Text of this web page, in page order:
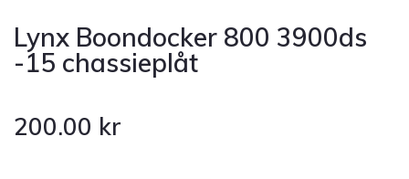
Lynx Boondocker 800 3900ds
-15 chassieplåt
200.00 kr